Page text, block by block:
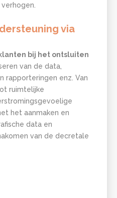
via
bij het ontsluiten
van de data,
rapporteringen enz. Van
ruimtelijke
het aanmaken en
data en
van de decretale
consectetur
tempor incididunt
aliqua. Ut enim ad
commodo consequat.